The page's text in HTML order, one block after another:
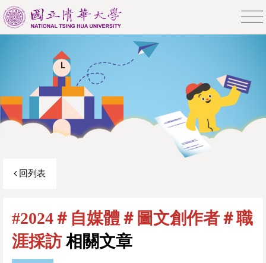
回列表
#2024＃自媒體＃圖文創作者＃職
涯採訪相關文章